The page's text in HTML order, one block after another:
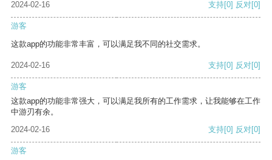
2024-02-16
支持[0] 反对[0]
游客
这款app的功能非常丰富，可以满足我不同的社交需求。
2024-02-16 支持[0] 反对[0]
游客
这款app的功能非常强大，可以满足我所有的工作需求，让我能够在工作
中游刃有余。
2024-02-16
支持[0] 反对[0]
游客